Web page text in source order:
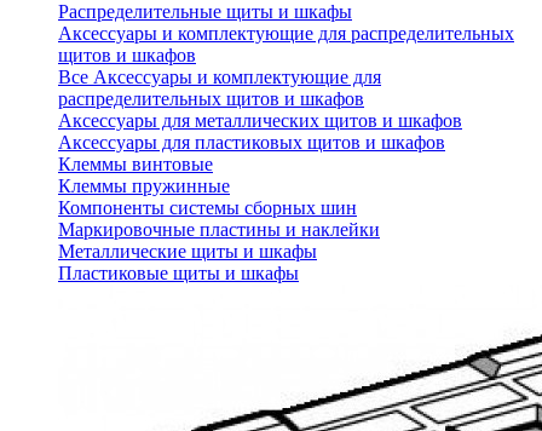
Распределительные щиты и шкафы
Аксессуары и комплектующие для распределительных
щитов и шкафов
Все Аксессуары и комплектующие для
распределительных щитов и шкафов
Аксессуары для металлических щитов и шкафов
Аксессуары для пластиковых щитов и шкафов
Клеммы винтовые
Клеммы пружинные
Компоненты системы сборных шин
Маркировочные пластины и наклейки
Металлические щиты и шкафы
Пластиковые щиты и шкафы